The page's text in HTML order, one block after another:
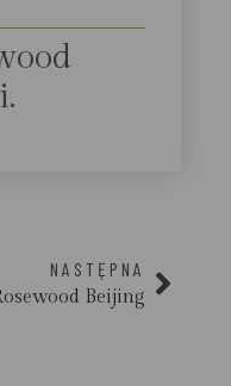
NASTĘPNA
Beijing